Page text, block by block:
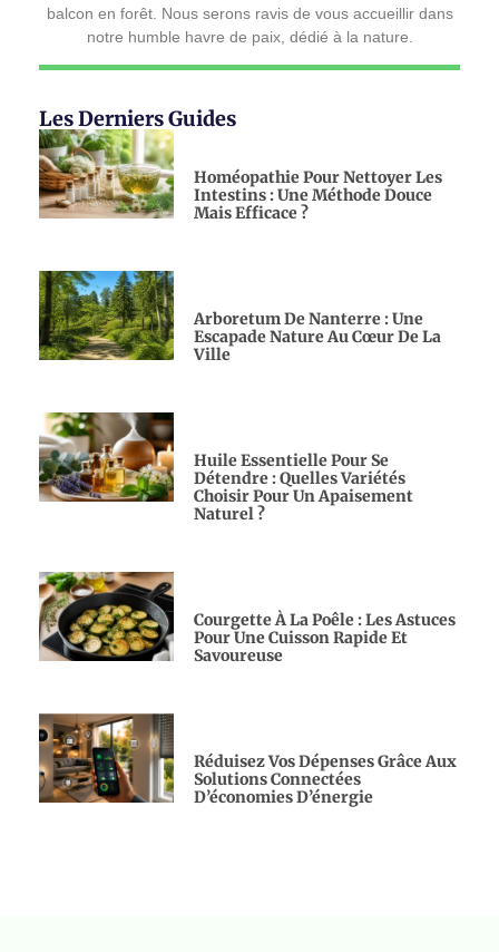
balcon en forêt. Nous serons ravis de vous accueillir dans
notre humble havre de paix, dédié à la nature.
Les Derniers Guides
Homéopathie Pour Nettoyer Les
Intestins : Une Méthode Douce
Mais Efficace ?
Arboretum De Nanterre : Une
Escapade Nature Au Cœur De La
Ville
Huile Essentielle Pour Se
Détendre : Quelles Variétés
Choisir Pour Un Apaisement
Naturel ?
Courgette À La Poêle : Les Astuces
Pour Une Cuisson Rapide Et
Savoureuse
Réduisez Vos Dépenses Grâce Aux
Solutions Connectées
D’économies D’énergie